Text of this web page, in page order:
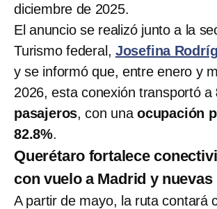
diciembre de 2025.
El anuncio se realizó junto a la
Turismo federal, Josefina
y se informó que, entre enero y
2026, esta conexión transportó a
pasajeros, con unaocupación
82.8%.
Querétaro fortalece
con vuelo a Madrid y
A partir de mayo, la ruta contará